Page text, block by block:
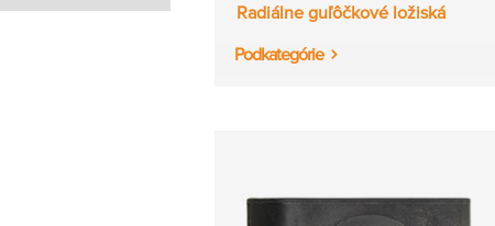
Radiálne guľôčkové ložiská
Podkategórie